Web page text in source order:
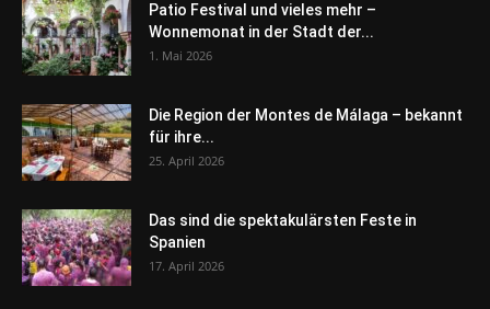
Patio Festival und vieles mehr –
Wonnemonat in der Stadt der...
1. Mai 2026
Die Region der Montes de Málaga – bekannt
für ihre...
25. April 2026
Das sind die spektakulärsten Feste in
Spanien
17. April 2026